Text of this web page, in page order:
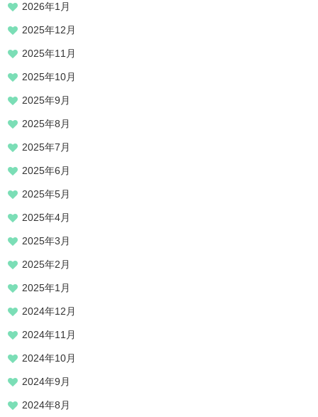
2026年1月
2025年12月
2025年11月
2025年10月
2025年9月
2025年8月
2025年7月
2025年6月
2025年5月
2025年4月
2025年3月
2025年2月
2025年1月
2024年12月
2024年11月
2024年10月
2024年9月
2024年8月